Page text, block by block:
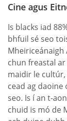
Cine agus
Is blacks iad
bhfuil sé seo
Mheiriceánaigh
chun freastal
maidir le
cead ag
seo. Is í an t-
chuid is mó de